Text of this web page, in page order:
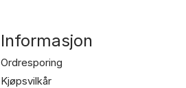
Informasjon
Ordresporing
Kjøpsvilkår